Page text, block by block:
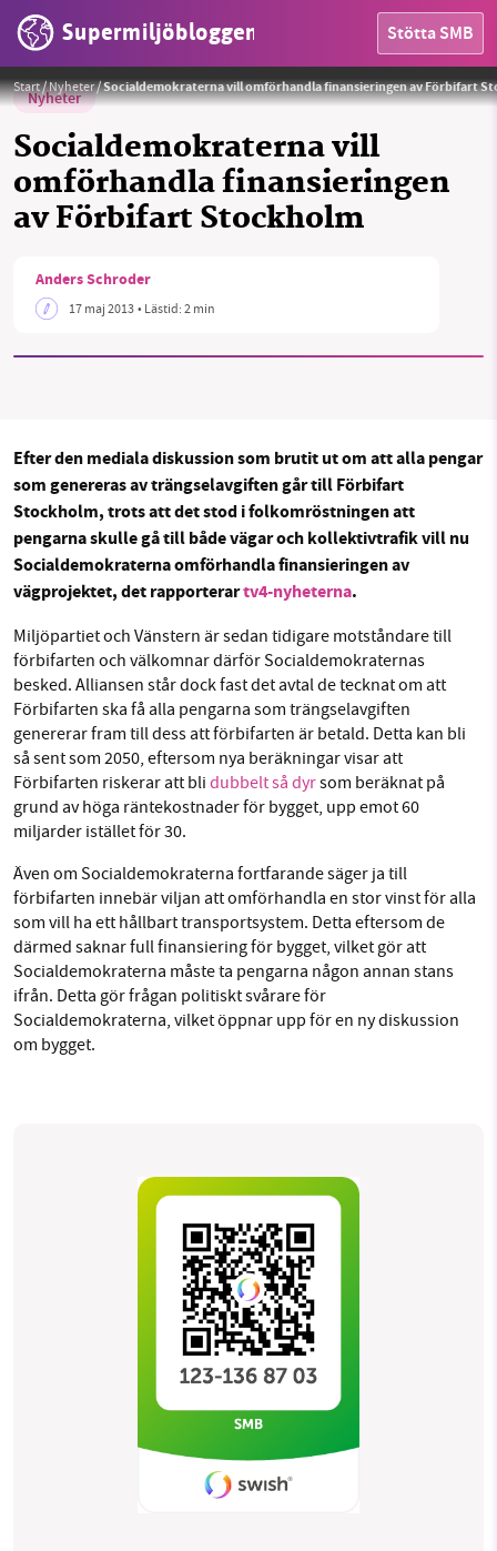
Supermiljöbloggen Stötta SMB
HEM
MILJÖFAKTA
OM OSS
Facebook Instagram BlueSky
Threads LinkedIn
Start/Nyheter/Socialdemokraterna vill omförhandla finansieringen av Förbifart
Nyheter
Socialdemokraterna vill
omförhandla finansieringen
av Förbifart Stockholm
Anders Schroder
17 maj 2013• Lästid:2 min
Efter den mediala diskussion som brutit ut om att alla pengar
som genereras av trängselavgiften går till Förbifart
Stockholm, trots att det stod i folkomröstningen att
pengarna skulle gå till både vägar och kollektivtrafik vill nu
Socialdemokraterna omförhandla finansieringen av
vägprojektet, det rapporterartv4-nyheterna.
Miljöpartiet och Vänstern är sedan tidigare motståndare till
förbifarten och välkomnar därför Socialdemokraternas
besked. Alliansen står dock fast det avtal de tecknat om att
Förbifarten ska få alla pengarna som trängselavgiften
genererar fram till dess att förbifarten är betald. Detta kan bli
så sent som 2050, eftersom nya beräkningar visar att
Förbifarten riskerar att bli dubbelt så dyrsom beräknat på
grund av höga räntekostnader för bygget, upp emot 60
miljarder istället för 30.
Även om Socialdemokraterna fortfarande säger ja till
förbifarten innebär viljan att omförhandla en stor vinst för alla
som vill ha ett hållbart transportsystem. Detta eftersom de
därmed saknar full finansiering för bygget, vilket gör att
Socialdemokraterna måste ta pengarna någon annan stans
ifrån. Detta gör frågan politiskt svårare för
Socialdemokraterna, vilket öppnar upp för en ny diskussion
om bygget.
SMB kämpar för en hållbar framtid. Sedan
miljödebatten framåt genom
nyhetsbevakning och granskningar. Nu vill vi
utveckla vårt arbete – och vi hoppas att du
vill hjälpa oss.
Stötta vårt arbete genom att swisha en slant till
1231368703
Läs vad vi vill göra